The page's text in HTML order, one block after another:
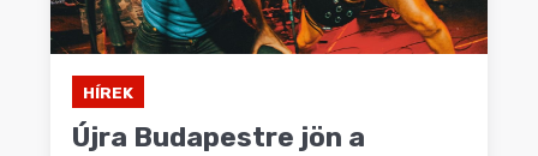
BLOG
HÍREK
Újra Budapestre jön a